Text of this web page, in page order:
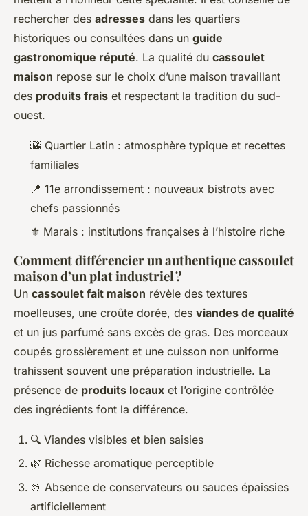
rechercher des adresses dans les quartiers
historiques ou consultées dans un guide
gastronomique réputé. La qualité du cassoulet
maison repose sur le choix d’une maison travaillant
des produits frais et respectant la tradition du sud-
ouest.
🌇 Quartier Latin : atmosphère typique et recettes
familiales
📍 11e arrondissement : nouveaux bistrots avec
chefs passionnés
⚜️ Marais : institutions françaises à l’histoire riche
Comment différencier un authentique cassoulet
maison d’un plat industriel ?
Un cassoulet fait maison révèle des textures
moelleuses, une croûte dorée, des viandes de qualité
et un jus parfumé sans excès de gras. Des morceaux
coupés grossièrement et une cuisson non uniforme
trahissent souvent une préparation industrielle. La
présence de produits locaux et l’origine contrôlée
des ingrédients font la différence.
🔍 Viandes visibles et bien saisies
🌿 Richesse aromatique perceptible
🍲 Absence de conservateurs ou sauces épaissies
artificiellement